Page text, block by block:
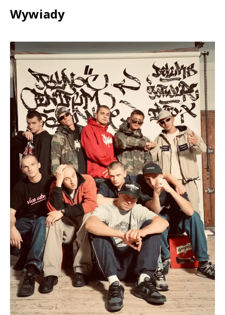
Wywiady